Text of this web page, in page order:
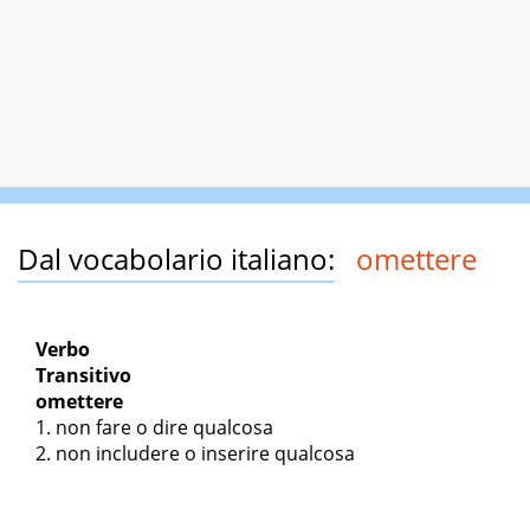
Dal vocabolario italiano: omettere
Verbo
Transitivo
omettere
non fare o dire qualcosa
non includere o inserire qualcosa